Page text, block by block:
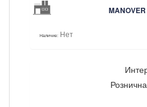
Наличие: Нет